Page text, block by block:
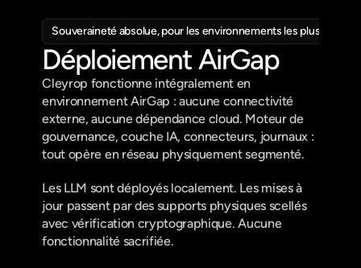
Souveraineté absolue, pour les environnements les plus
Déploiement AirGap
Cleyrop fonctionne intégralement en
environnement AirGap : aucune connectivité
externe, aucune dépendance cloud. Moteur de
gouvernance, couche IA, connecteurs, journaux :
tout opère en réseau physiquement segmenté.
Les LLM sont déployés localement. Les mises à
jour passent par des supports physiques scellés
avec vérification cryptographique. Aucune
fonctionnalité sacrifiée.